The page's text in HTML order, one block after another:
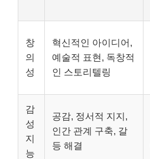
창
의
성
혁신적인 아이디어,
예술적 표현, 독창적
인 스토리텔링
감
성
지
능
공감, 정서적 지지,
인간 관계 구축, 갈
등 해결